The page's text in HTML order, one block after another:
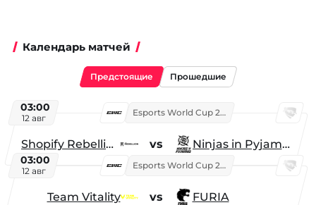
Календарь матчей
Предстоящие Прошедшие
03:00
12 авг
Esports World Cup 2026
Shopify Rebellion vs Ninjas in Pyjamas
03:00
12 авг
Esports World Cup 2026
Team Vitality vs FURIA